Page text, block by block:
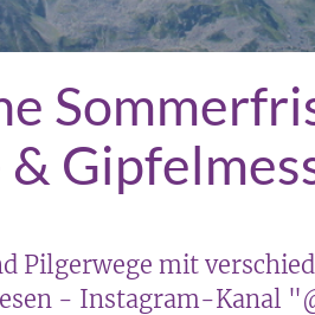
&
Pilgerwege mit
- Instagram-Kanal